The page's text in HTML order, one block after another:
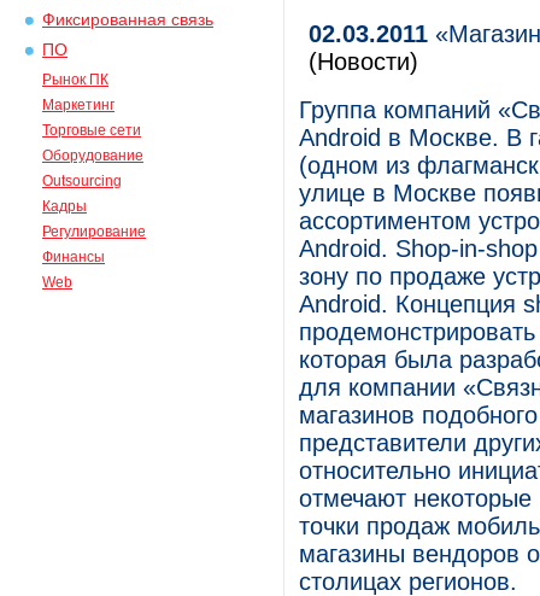
Фиксированная связь
ПО
Рынок ПК
Маркетинг
Торговые сети
Оборудование
Outsourcing
Кадры
Регулирование
Финансы
Web
02.03.2011
(Новости)
Группа компаний
Android в Москве. В
(одном из
улице в Москве
ассортиментом
Android. Shop-in-
зону по продаже
Android. Концепция
которая была
для компании
магазинов
представители
относительно
отмечают
точки продаж
магазины вендоров
столицах регионов.